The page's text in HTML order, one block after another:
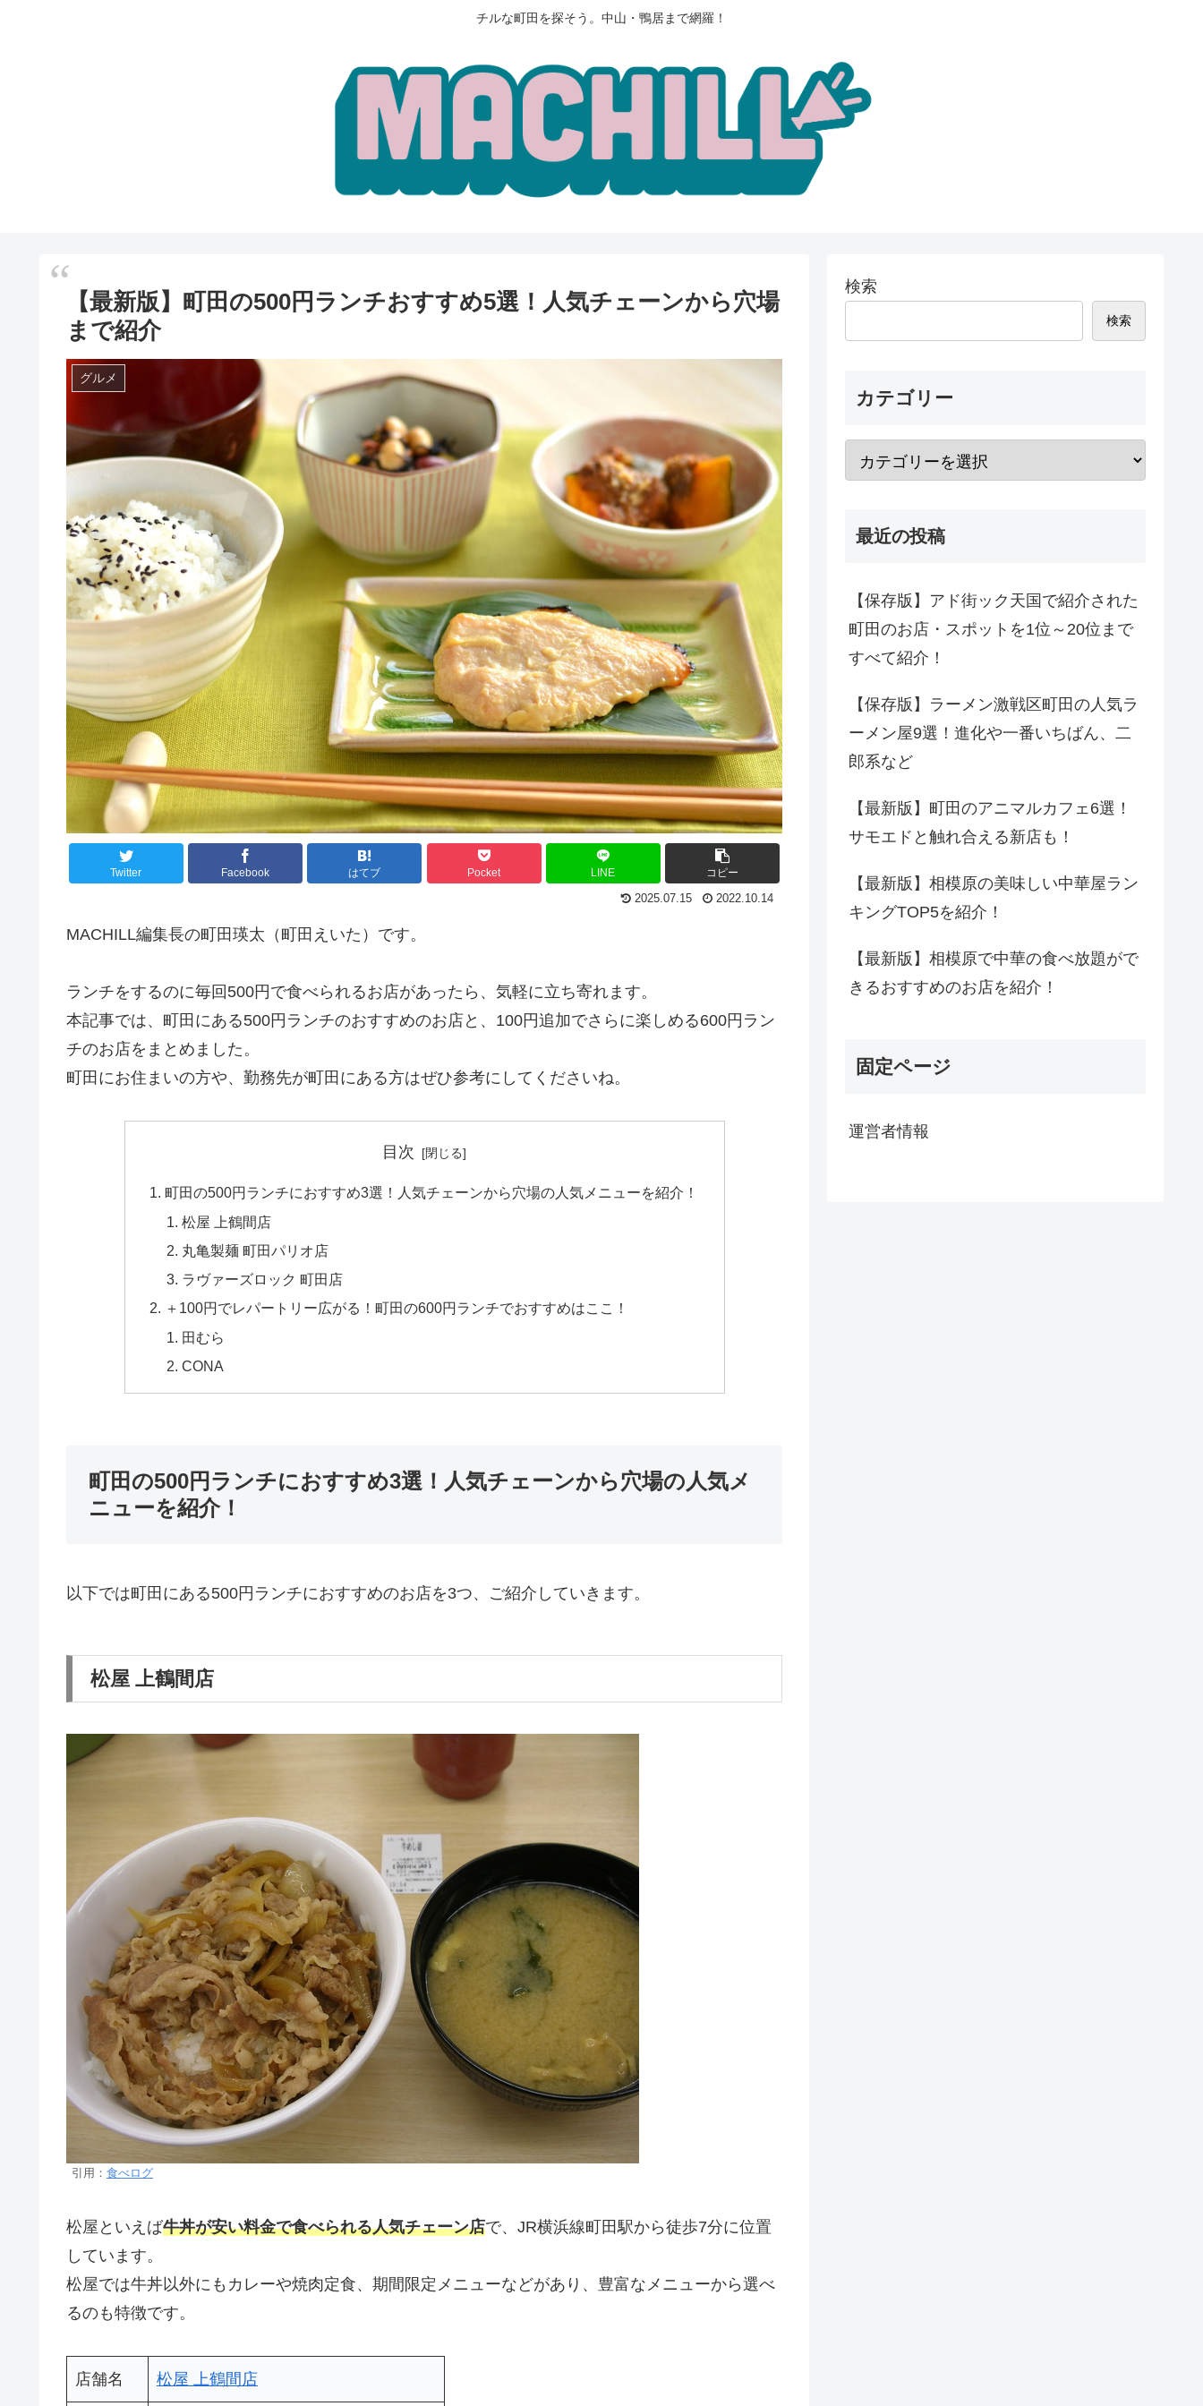
チルな町田を探そう。中山・鴨居まで網羅！
【最新版】町田の500円ランチおすすめ5選！人気チェーンから穴場
まで紹介
グルメ
Twitter Facebook はてブ Pocket LINE コピー
2025.07.15 2022.10.14
MACHILL編集長の町田瑛太（町田えいた）です。
ランチをするのに毎回500円で食べられるお店があったら、気軽に立ち寄れます。
本記事では、町田にある500円ランチのおすすめのお店と、100円追加でさらに楽しめる600円ラン
チのお店をまとめました。
町田にお住まいの方や、勤務先が町田にある方はぜひ参考にしてくださいね。
目次
町田の500円ランチにおすすめ3選！人気チェーンから穴場の人気メニューを紹介！
松屋 上鶴間店
丸亀製麺 町田パリオ店
ラヴァーズロック 町田店
＋100円でレパートリー広がる！町田の600円ランチでおすすめはここ！
田むら
CONA
町田の500円ランチにおすすめ3選！人気チェーンから穴場の人気メ
ニューを紹介！
以下では町田にある500円ランチにおすすめのお店を3つ、ご紹介していきます。
松屋 上鶴間店
引用： 食べログ
松屋といえば牛丼が安い料金で食べられる人気チェーン店で、JR横浜線町田駅から徒歩7分に位置
しています。
松屋では牛丼以外にもカレーや焼肉定食、期間限定メニューなどがあり、豊富なメニューから選べ
るのも特徴です。
店舗名 松屋 上鶴間店
検索
検索
カテゴリー
最近の投稿
【保存版】アド街ック天国で紹介された
町田のお店・スポットを1位～20位まで
すべて紹介！
【保存版】ラーメン激戦区町田の人気ラ
ーメン屋9選！進化や一番いちばん、二
郎系など
【最新版】町田のアニマルカフェ6選！
サモエドと触れ合える新店も！
【最新版】相模原の美味しい中華屋ラン
キングTOP5を紹介！
【最新版】相模原で中華の食べ放題がで
きるおすすめのお店を紹介！
固定ページ
運営者情報